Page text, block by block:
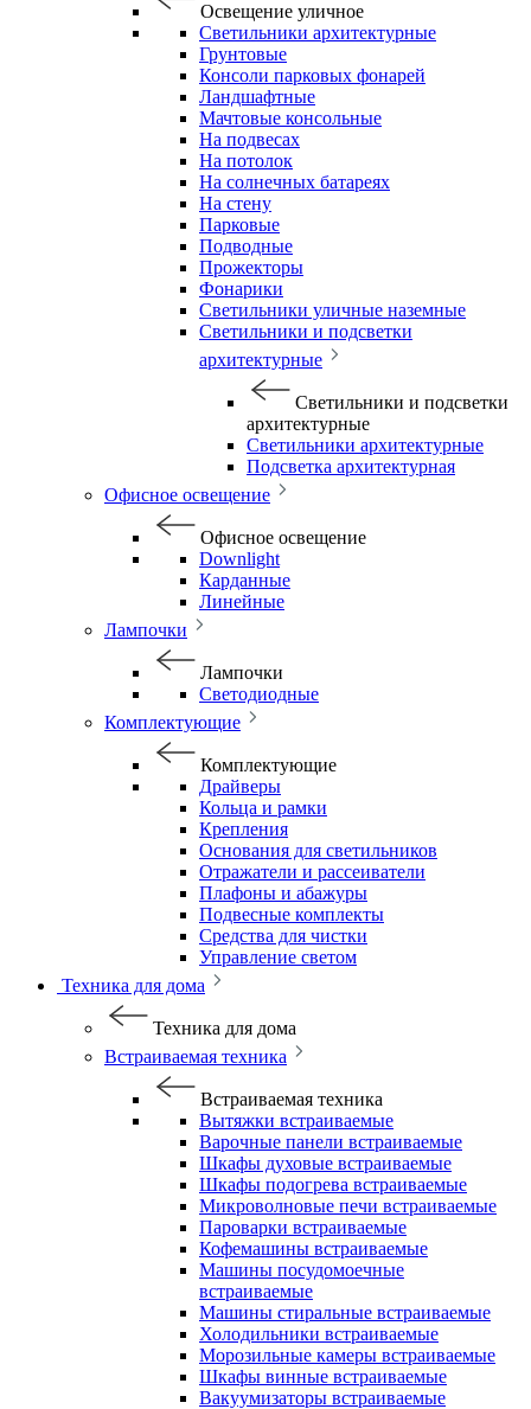
Освещение уличное
Светильники архитектурные
Грунтовые
Консоли парковых фонарей
Ландшафтные
Мачтовые консольные
На подвесах
На потолок
На солнечных батареях
На стену
Парковые
Подводные
Прожекторы
Фонарики
Светильники уличные наземные
Светильники и подсветки
архитектурные
Светильники и подсветки
архитектурные
Светильники архитектурные
Подсветка архитектурная
Офисное освещение
Офисное освещение
Downlight
Карданные
Линейные
Лампочки
Лампочки
Светодиодные
Комплектующие
Комплектующие
Драйверы
Кольца и рамки
Крепления
Основания для светильников
Отражатели и рассеиватели
Плафоны и абажуры
Подвесные комплекты
Средства для чистки
Управление светом
Техника для дома
Техника для дома
Встраиваемая техника
Встраиваемая техника
Вытяжки встраиваемые
Варочные панели встраиваемые
Шкафы духовые встраиваемые
Шкафы подогрева встраиваемые
Микроволновые печи встраиваемые
Пароварки встраиваемые
Кофемашины встраиваемые
Машины посудомоечные
встраиваемые
Машины стиральные встраиваемые
Холодильники встраиваемые
Морозильные камеры встраиваемые
Шкафы винные встраиваемые
Вакуумизаторы встраиваемые